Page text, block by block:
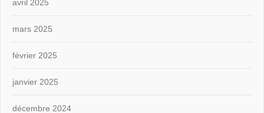
avril 2025
mars 2025
février 2025
janvier 2025
décembre 2024